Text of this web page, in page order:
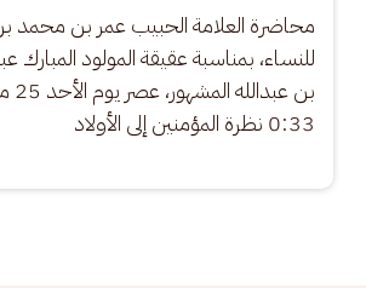
محاضرة العلامة الحبيب عمر بن محمد
للنساء، بمناسبة عقيقة المولود المبارك
0:33 نظرة المؤمنين إلى الأولاد